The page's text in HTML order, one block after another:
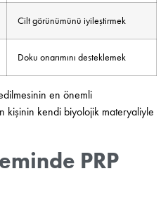
Cilt görünümünü iyileştirmek
Doku onarımını desteklemek
en önemli
kişinin kendi biyolojik materyaliyle
PRP